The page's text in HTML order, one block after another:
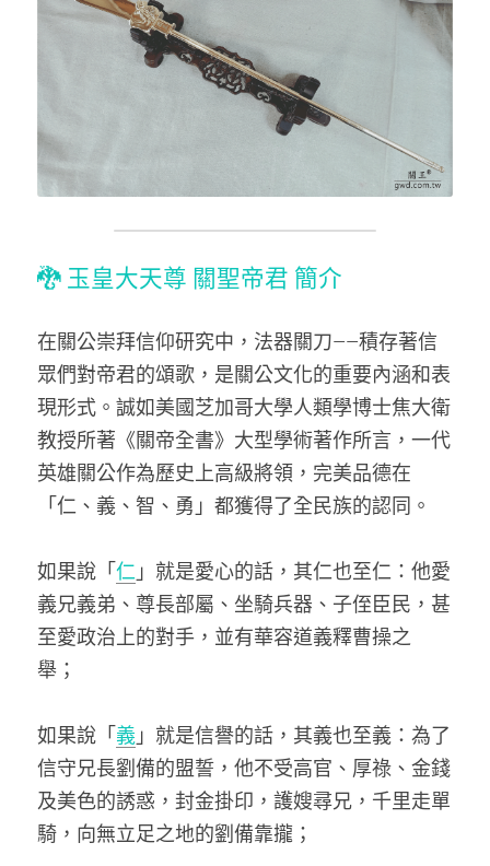
🐉 玉皇大天尊 關聖帝君 簡介
在關公崇拜信仰研究中，法器關刀——積存著信
眾們對帝君的頌歌，是關公文化的重要內涵和表
現形式。誠如美國芝加哥大學人類學博士焦大衛
教授所著《關帝全書》大型學術著作所言，一代
英雄關公作為歷史上高級將領，完美品德在
「仁、義、智、勇」都獲得了全民族的認同。
如果說「 仁 」就是愛心的話，其仁也至仁：他愛
義兄義弟、尊長部屬、坐騎兵器、子侄臣民，甚
至愛政治上的對手，並有華容道義釋曹操之
舉；
如果說「 義 」就是信譽的話，其義也至義：為了
信守兄長劉備的盟誓，他不受高官、厚祿、金錢
及美色的誘惑，封金掛印，護嫂尋兄，千里走單
騎，向無立足之地的劉備靠攏；